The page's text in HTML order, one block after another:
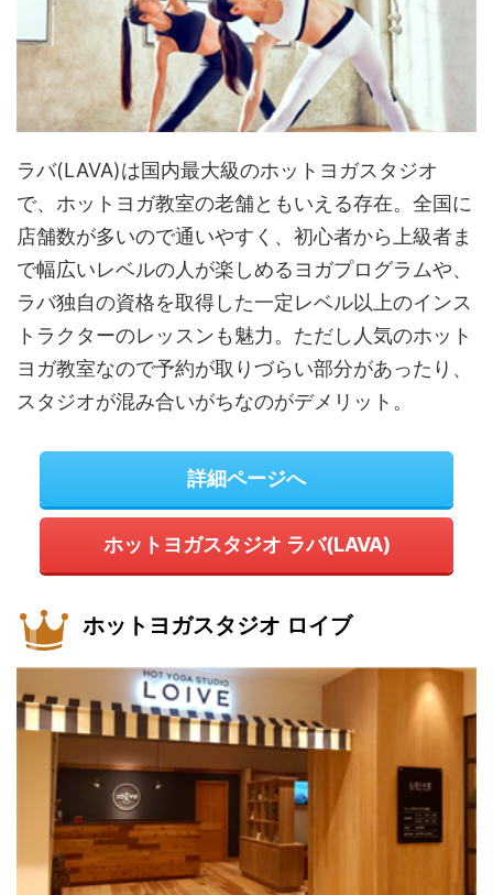
ラバ(LAVA)は国内最大級のホットヨガスタジオ
で、ホットヨガ教室の老舗ともいえる存在。全国に
店舗数が多いので通いやすく、初心者から上級者ま
で幅広いレベルの人が楽しめるヨガプログラムや、
ラバ独自の資格を取得した一定レベル以上のインス
トラクターのレッスンも魅力。ただし人気のホット
ヨガ教室なので予約が取りづらい部分があったり、
スタジオが混み合いがちなのがデメリット。
詳細ページへ
ホットヨガスタジオ ラバ(LAVA)
ホットヨガスタジオ ロイブ